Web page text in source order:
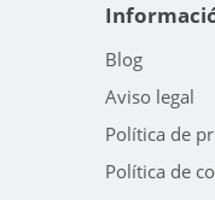
Blog
Aviso legal
Política de
Política de